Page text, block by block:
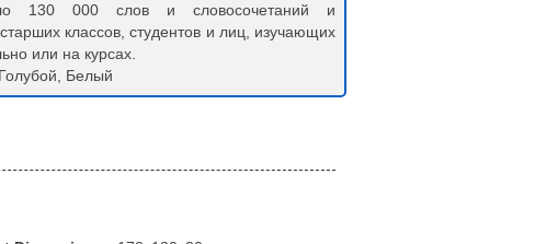
130 000 слов и словосочетаний и
классов, студентов и лиц, изучающих
или на курсах.
Белый